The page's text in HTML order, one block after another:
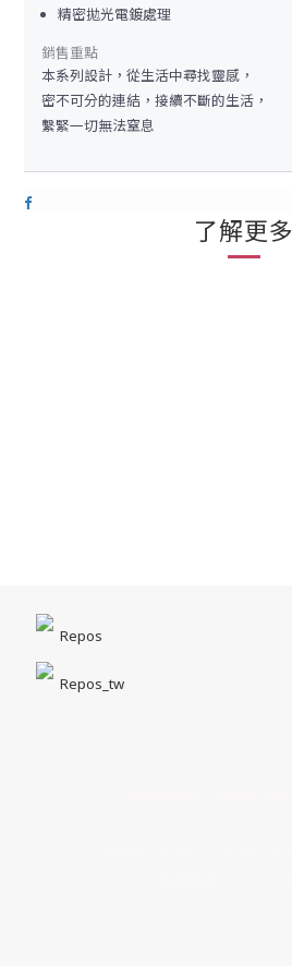
精密拋光電鍍處理
銷售重點
本系列設計，從生活中尋找靈感，
密不可分的連結，接續不斷的生活，
繫緊一切無法窒息
了解更多
Repos
Repos_tw